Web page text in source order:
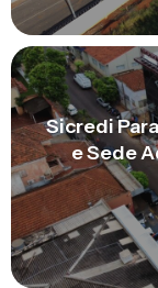
Sicredi
e Sede